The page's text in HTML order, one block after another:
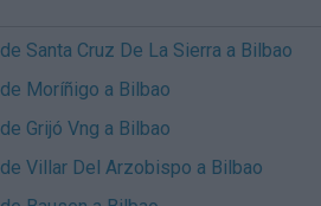
de Santa Cruz De La Sierra a Bilbao
de Moríñigo a Bilbao
de Grijó Vng a Bilbao
de Villar Del Arzobispo a Bilbao